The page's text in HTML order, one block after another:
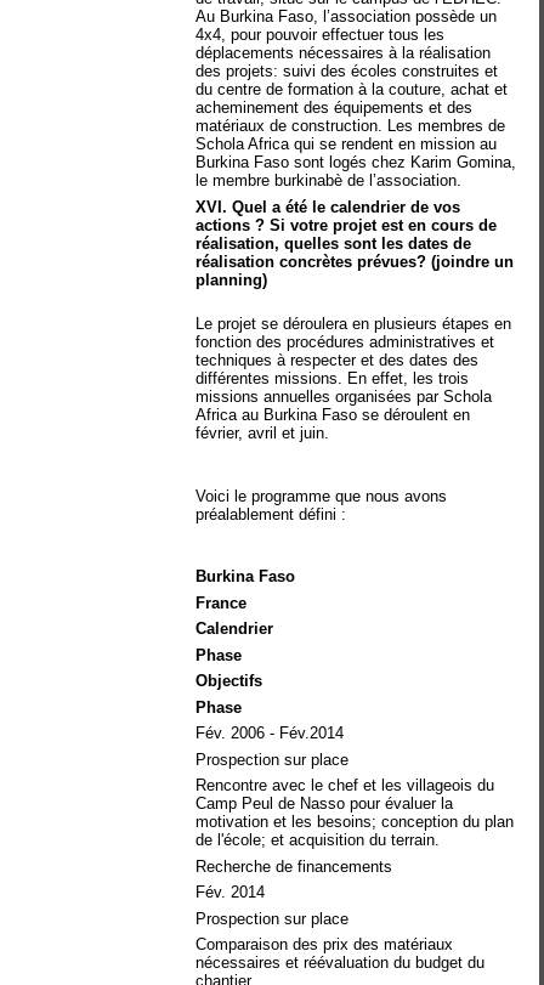
Au Burkina Faso, l’association possède un
4x4, pour pouvoir effectuer tous les
déplacements nécessaires à la réalisation
des projets: suivi des écoles construites et
du centre de formation à la couture, achat et
acheminement des équipements et des
matériaux de construction. Les membres de
Schola Africa qui se rendent en mission au
Burkina Faso sont logés chez Karim Gomina,
le membre burkinabè de l’association.
XVI. Quel a été le calendrier de vos
actions ? Si votre projet est en cours de
réalisation, quelles sont les dates de
réalisation concrètes prévues? (joindre un
planning)
Le projet se déroulera en plusieurs étapes en
fonction des procédures administratives et
techniques à respecter et des dates des
différentes missions. En effet, les trois
missions annuelles organisées par Schola
Africa au Burkina Faso se déroulent en
février, avril et juin.
Voici le programme que nous avons
préalablement défini :
Burkina Faso
France
Calendrier
Phase
Objectifs
Phase
Fév. 2006 - Fév.2014
Prospection sur place
Rencontre avec le chef et les villageois du
Camp Peul de Nasso pour évaluer la
motivation et les besoins; conception du plan
de l'école; et acquisition du terrain.
Recherche de financements
Fév. 2014
Prospection sur place
Comparaison des prix des matériaux
nécessaires et réévaluation du budget du
chantier.